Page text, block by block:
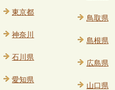
東京都
神奈川
石川県
愛知県
鳥取県
島根県
広島県
山口県